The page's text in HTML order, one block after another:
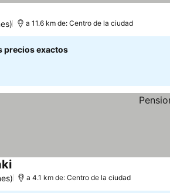
a 11.6 km de: Centro de la ciudad
precios exactos
a 4.1 km de: Centro de la ciudad